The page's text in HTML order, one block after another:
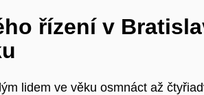
řízení v
lidem ve věku osmnáct až